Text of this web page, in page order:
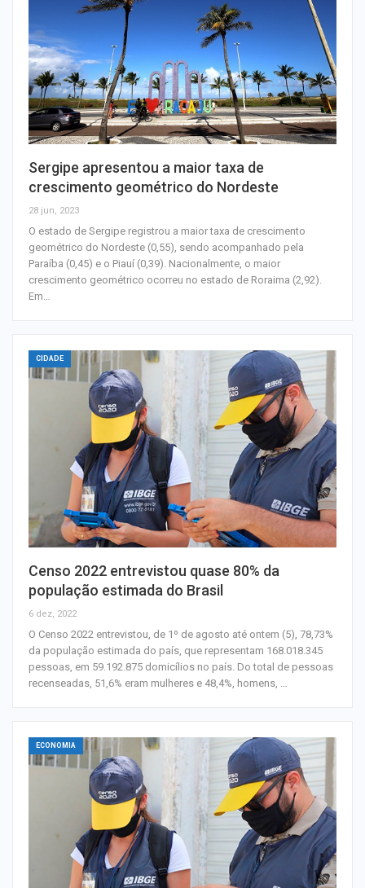
Sergipe apresentou a maior taxa de
crescimento geométrico do Nordeste
28 jun, 2023
O estado de Sergipe registrou a maior taxa de crescimento
geométrico do Nordeste (0,55), sendo acompanhado pela
Paraíba (0,45) e o Piauí (0,39). Nacionalmente, o maior
crescimento geométrico ocorreu no estado de Roraima (2,92).
Em…
CIDADE
Censo 2022 entrevistou quase 80% da
população estimada do Brasil
6 dez, 2022
O Censo 2022 entrevistou, de 1º de agosto até ontem (5), 78,73%
da população estimada do país, que representam 168.018.345
pessoas, em 59.192.875 domicílios no país. Do total de pessoas
recenseadas, 51,6% eram mulheres e 48,4%, homens, …
ECONOMIA